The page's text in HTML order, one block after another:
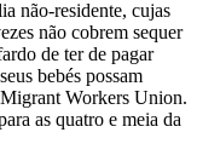
não-residente, cujas
não cobrem sequer
de ter de pagar
bebés possam
Workers Union.
as quatro e meia da